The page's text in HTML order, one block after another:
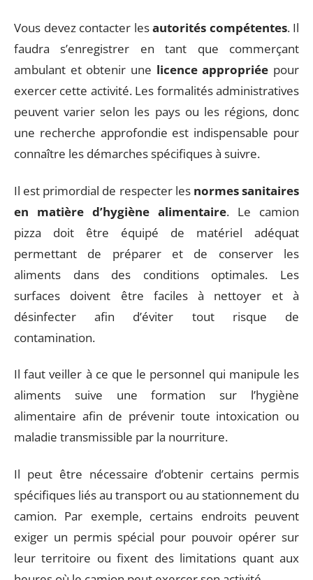
Vous devez contacter lesautorités compétentes. Il
faudra s’enregistrer en tant que commerçant
ambulant et obtenir une licence appropriée pour
exercer cette activité. Les formalités administratives
peuvent varier selon les pays ou les régions, donc
une recherche approfondie est indispensable pour
connaître les démarches spécifiques à suivre.
Il est primordial de respecter les normes sanitaires
en matière d’hygiène alimentaire. Le camion
pizza doit être équipé de matériel adéquat
permettant de préparer et de conserver les
aliments dans des conditions optimales. Les
surfaces doivent être faciles à nettoyer et à
désinfecter afin d’éviter tout risque de
contamination.
Il faut veiller à ce que le personnel qui manipule les
aliments suive une formation sur l’hygiène
alimentaire afin de prévenir toute intoxication ou
maladie transmissible par la nourriture.
Il peut être nécessaire d’obtenir certains permis
spécifiques liés au transport ou au stationnement du
camion. Par exemple, certains endroits peuvent
exiger un permis spécial pour pouvoir opérer sur
leur territoire ou fixent des limitations quant aux